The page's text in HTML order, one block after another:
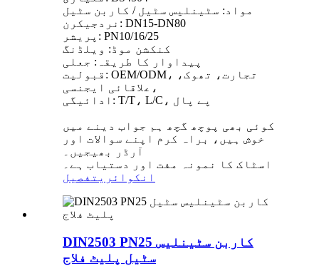
مواد: سٹینلیس سٹیل / کاربن سٹیل
نردجیکرن: DN15-DN80
پریشر: PN10/16/25
کنکشن موڈ: ویلڈنگ
پیداوار کا طریقہ: جعلی
قبولیت: OEM/ODM، تجارت، تھوک،
علاقائی ایجنسی،
ادائیگی: T/T، L/C، پے پال
کوئی بھی پوچھ گچھ ہم جواب دینے میں
خوش ہیں، براہ کرم اپنے سوالات اور
آرڈر بھیجیں۔
اسٹاک کا نمونہ مفت اور دستیاب ہے۔
انکوائری تفصیل
DIN2503 PN25 کاربن سٹینلیس
سٹیل پلیٹ فلاج